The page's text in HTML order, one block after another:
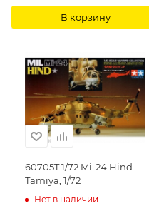
В корзину
60705T 1/72 Mi-24 Hind
Tamiya, 1/72
Нет в наличии